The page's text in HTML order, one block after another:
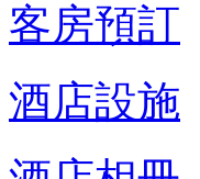
客房預訂
酒店設施